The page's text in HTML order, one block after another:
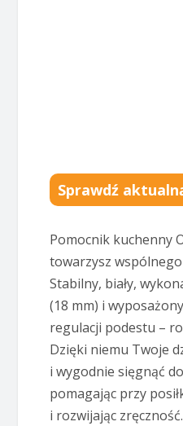
Sprawdź
Pomocnik kuchenny
towarzysz
Stabilny, biały,
(18 mm) i
regulacji podestu –
Dzięki niemu Twoje
i wygodnie sięgnąć
pomagając przy
i rozwijając